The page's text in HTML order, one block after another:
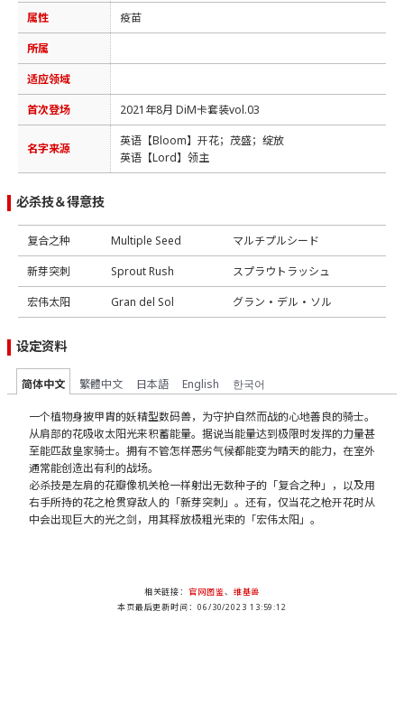
属性
疫苗
所属
适应领域
首次登场
2021年8月 DiM卡套装vol.03
名字来源
英语【Bloom】开花；茂盛；绽放
英语【Lord】领主
必杀技＆得意技
复合之种 Multiple Seed
マルチプルシード
新芽突刺
Sprout Rush
スプラウトラッシュ
宏伟太阳
Gran del Sol グラン・デル・ソル
设定资料
简体中文 繁體中文 日本語 English 한국어
一个植物身披甲胄的妖精型数码兽，为守护自然而战的心地善良的骑士。
从肩部的花吸收太阳光来积蓄能量。据说当能量达到极限时发挥的力量甚
至能匹敌皇家骑士。拥有不管怎样恶劣气候都能变为晴天的能力，在室外
通常能创造出有利的战场。
必杀技是左肩的花瓣像机关枪一样射出无数种子的「复合之种」，以及用
右手所持的花之枪贯穿敌人的「新芽突刺」。还有，仅当花之枪开花时从
中会出现巨大的光之剑，用其释放极粗光束的「宏伟太阳」。
相关链接： 官网图鉴、 维基兽
本页最后更新时间：06/30/2023 13:59:12